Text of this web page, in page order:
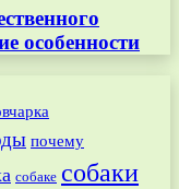
особенности
почему
собаке собаки